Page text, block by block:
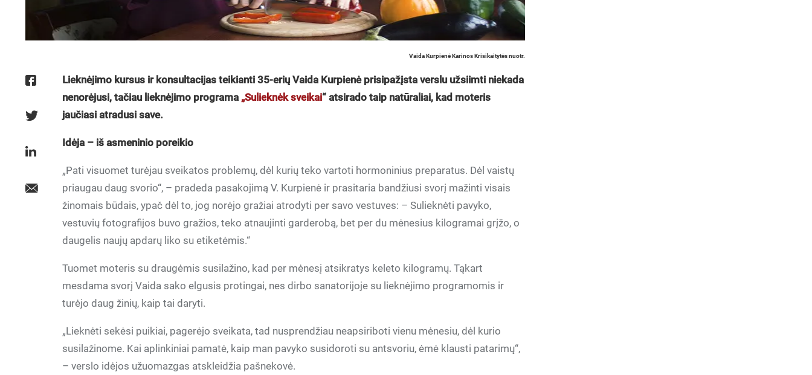
Vaida Kurpienė Karinos Krisikaitytės nuotr.
Lieknėjimo kursus ir konsultacijas teikianti 35-erių Vaida Kurpienė prisipažįsta verslu užsiimti niekada
nenorėjusi, tačiau lieknėjimo programa „Sulieknėk sveikai“ atsirado taip natūraliai, kad moteris
jaučiasi atradusi save.
Idėja – iš asmeninio poreikio
„Pati visuomet turėjau sveikatos problemų, dėl kurių teko vartoti hormoninius preparatus. Dėl vaistų
priaugau daug svorio“, – pradeda pasakojimą V. Kurpienė ir prasitaria bandžiusi svorį mažinti visais
žinomais būdais, ypač dėl to, jog norėjo gražiai atrodyti per savo vestuves: – Sulieknėti pavyko,
vestuvių fotografijos buvo gražios, teko atnaujinti garderobą, bet per du mėnesius kilogramai grįžo, o
daugelis naujų apdarų liko su etiketėmis.“
Tuomet moteris su draugėmis susilažino, kad per mėnesį atsikratys keleto kilogramų. Tąkart
mesdama svorį Vaida sako elgusis protingai, nes dirbo sanatorijoje su lieknėjimo programomis ir
turėjo daug žinių, kaip tai daryti.
„Lieknėti sekėsi puikiai, pagerėjo sveikata, tad nusprendžiau neapsiriboti vienu mėnesiu, dėl kurio
susilažinome. Kai aplinkiniai pamatė, kaip man pavyko susidoroti su antsvoriu, ėmė klausti patarimų“,
– verslo idėjos užuomazgas atskleidžia pašnekovė.